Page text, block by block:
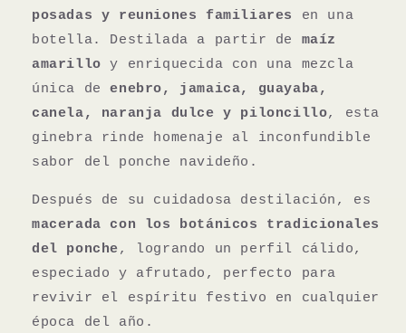
posadas y reuniones familiares
en una
botella. Destilada a partir de maíz
amarillo y enriquecida con una mezcla
única deenebro, jamaica, guayaba,
canela, naranja dulce y piloncillo, esta
ginebra rinde homenaje al inconfundible
sabor del ponche navideño.
Después de su cuidadosa destilación, es
macerada con los botánicos tradicionales
del ponche, logrando un perfil cálido,
especiado y afrutado, perfecto para
revivir el espíritu festivo en cualquier
época del año.